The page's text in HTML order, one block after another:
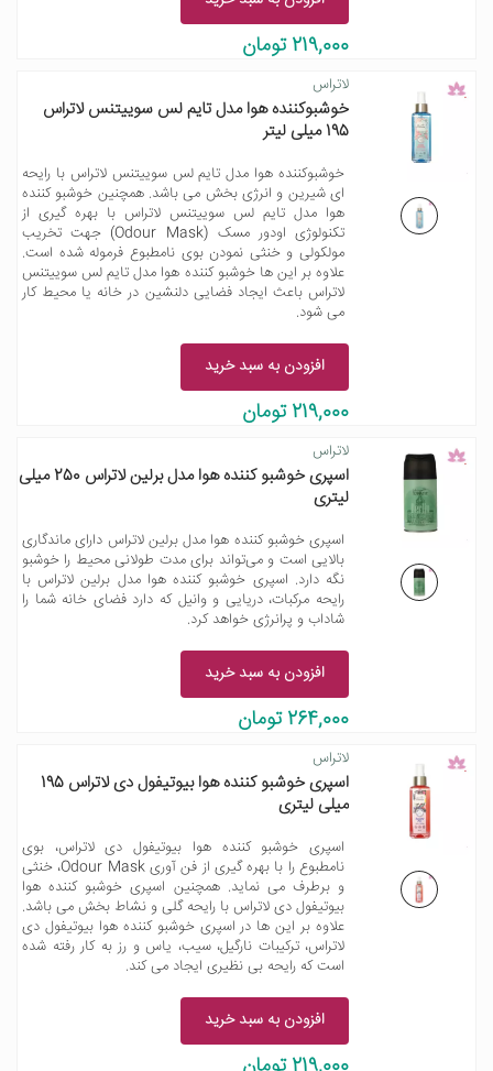
219,000 تومان
لاتراس
خوشبوکننده هوا مدل تایم لس سوییتنس لاتراس
195 میلی لیتر
خوشبوکننده هوا مدل تایم لس سوییتنس لاتراس با رایحه
ای شیرین و انرژی بخش می باشد. همچنین خوشبو کننده
هوا مدل تایم لس سوییتنس لاتراس با بهره گیری از
تکنولوژی اودور مسک (Odour Mask) جهت تخریب
مولکولی و خنثی نمودن بوی نامطبوع فرموله شده است.
علاوه بر این ها خوشبو کننده هوا مدل تایم لس سوییتنس
لاتراس باعث ایجاد فضایی دلنشین در خانه یا محیط کار
می شود.
افزودن به سبد خرید
219,000 تومان
لاتراس
اسپری خوشبو کننده هوا مدل برلین لاتراس 250 میلی
لیتری
اسپری خوشبو کننده هوا مدل برلین لاتراس دارای ماندگاری
بالایی است و می‌تواند برای مدت طولانی محیط را خوشبو
نگه دارد. اسپری خوشبو کننده هوا مدل برلین لاتراس با
رایحه مرکبات، دریایی و وانیل که دارد فضای خانه شما را
شاداب و پرانرژی خواهد کرد.
افزودن به سبد خرید
264,000 تومان
لاتراس
اسپری خوشبو کننده هوا بیوتیفول دی لاتراس 195
میلی لیتری
اسپری خوشبو کننده هوا بیوتیفول دی لاتراس، بوی
نامطبوع را با بهره گیری از فن آوری Odour Mask، خنثی
و برطرف می نماید. همچنین اسپری خوشبو کننده هوا
بیوتیفول دی لاتراس با رایحه گلی و نشاط بخش می باشد.
علاوه بر این ها در اسپری خوشبو کننده هوا بیوتیفول دی
لاتراس، ترکیبات نارگیل، سیب، یاس و رز به کار رفته شده
است که رایحه بی نظیری ایجاد می کند.
افزودن به سبد خرید